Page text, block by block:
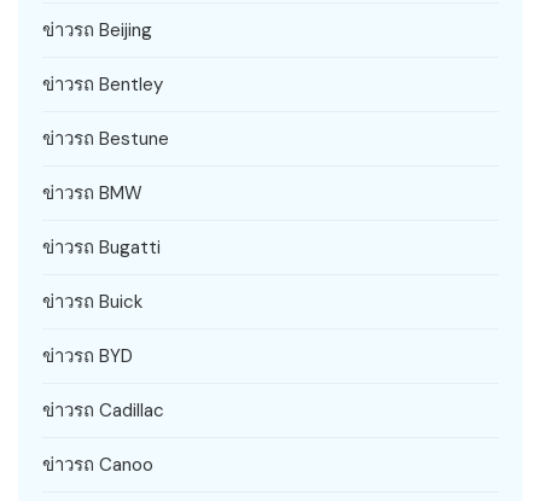
ข่าวรถ Beijing
ข่าวรถ Bentley
ข่าวรถ Bestune
ข่าวรถ BMW
ข่าวรถ Bugatti
ข่าวรถ Buick
ข่าวรถ BYD
ข่าวรถ Cadillac
ข่าวรถ Canoo